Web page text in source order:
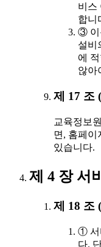
비스
합니
③ 이
설비
에
않아
제 17 조
교육정보
면, 홈페이
있습니다.
제 4 장 서
제 18 조
① 서
다.